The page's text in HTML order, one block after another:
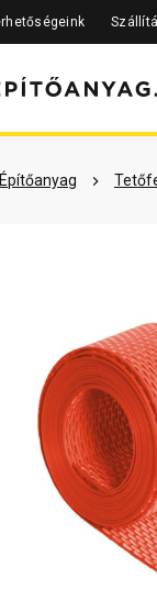
Építőanyag
Szükséged